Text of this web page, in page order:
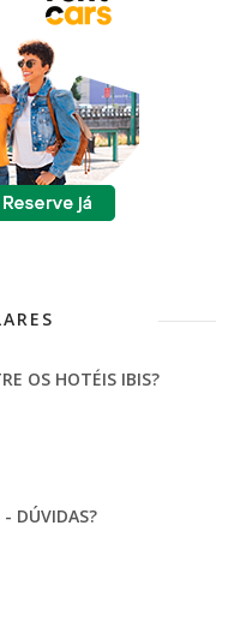
OS HOTÉIS IBIS?
- DÚVIDAS?